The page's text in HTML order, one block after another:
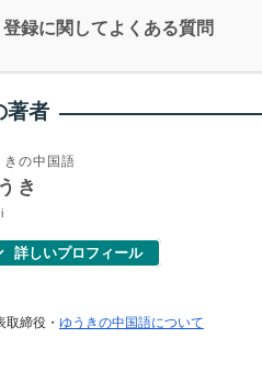
録に関してよくある質問
著者
きの中国語
き
詳しいプロフィール
締役・ ゆうきの中国語について